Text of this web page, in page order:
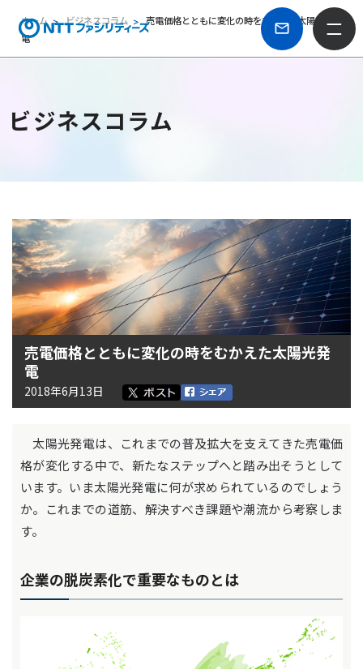
ホーム ビジネスコラム
売電価格とともに変化の時をむかえた太陽光発
電
ビジネスコラム
売電価格とともに変化の時をむかえた太陽光発
電
2018年6月13日
太陽光発電は、これまでの普及拡大を支えてきた売電価
格が変化する中で、新たなステップへと踏み出そうとして
います。いま太陽光発電に何が求められているのでしょう
か。これまでの道筋、解決すべき課題や潮流から考察しま
す。
企業の脱炭素化で重要なものとは